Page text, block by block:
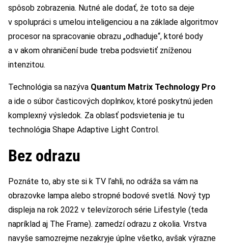
spôsob zobrazenia. Nutné ale dodať, že toto sa deje
v spolupráci s umelou inteligenciou a na základe algoritmov
procesor na spracovanie obrazu „odhaduje“, ktoré body
a v akom ohraničení bude treba podsvietiť zníženou
intenzitou.
Technológia sa nazýva Quantum Matrix Technology Pro
a ide o súbor časticových doplnkov, ktoré poskytnú jeden
komplexný výsledok. Za oblasť podsvietenia je tu
technológia Shape Adaptive Light Control.
Bez odrazu
Poznáte to, aby ste si k TV ľahli, no odráža sa vám na
obrazovke lampa alebo stropné bodové svetlá. Nový typ
displeja na rok 2022 v televízoroch série Lifestyle (teda
napríklad aj The Frame). zamedzí odrazu z okolia. Vrstva
navyše samozrejme nezakryje úplne všetko, avšak výrazne